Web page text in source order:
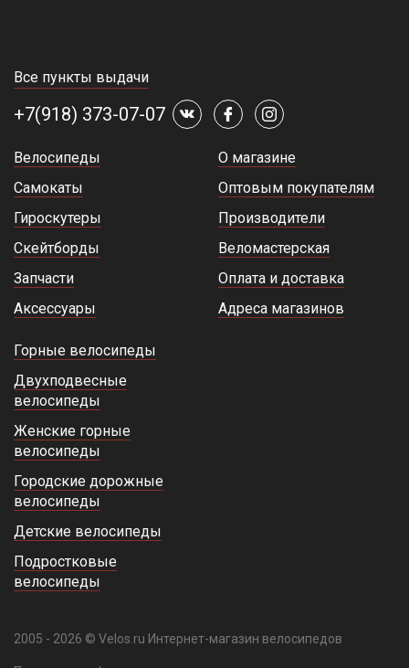
Все пункты выдачи
+7(918) 373-07-07
Велосипеды
Самокаты
Гироскутеры
Скейтборды
Запчасти
Аксессуары
О магазине
Оптовым покупателям
Производители
Веломастерская
Оплата и доставка
Адреса магазинов
Горные велосипеды
Двухподвесные
велосипеды
Женские горные
велосипеды
Городские дорожные
велосипеды
Детские велосипеды
Подростковые
велосипеды
2005 - 2026 © Velos.ru Интернет-магазин велосипедов